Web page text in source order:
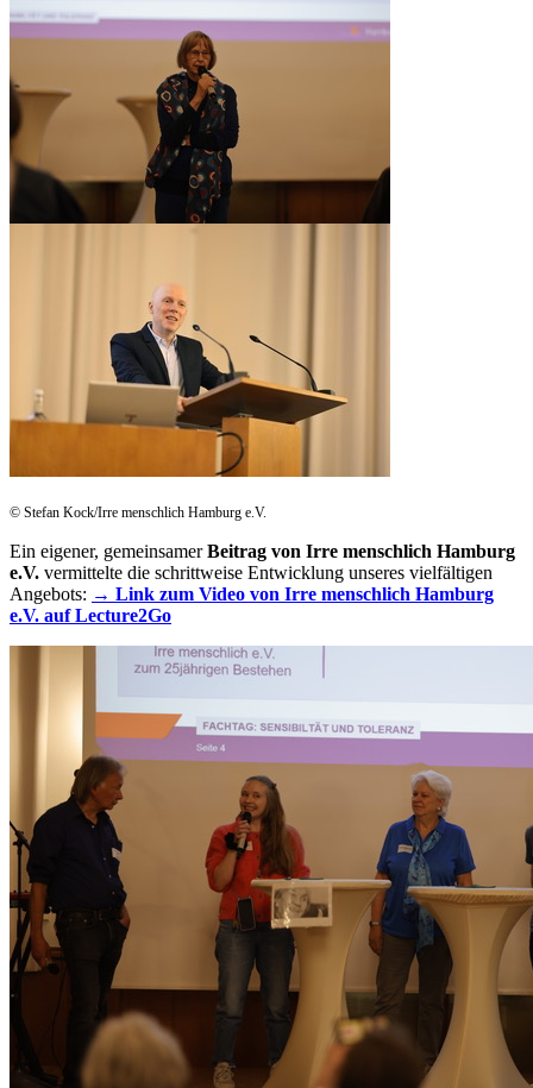
© Stefan Kock/Irre menschlich Hamburg e.V.
Ein eigener, gemeinsamerBeitrag von Irre menschlich Hamburg
e.V. vermittelte die schrittweise Entwicklung unseres vielfältigen
Angebots: → Link zum Video von Irre menschlich Hamburg
e.V. auf Lecture2Go